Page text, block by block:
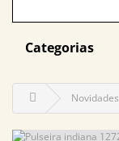
Categorias
Novidades